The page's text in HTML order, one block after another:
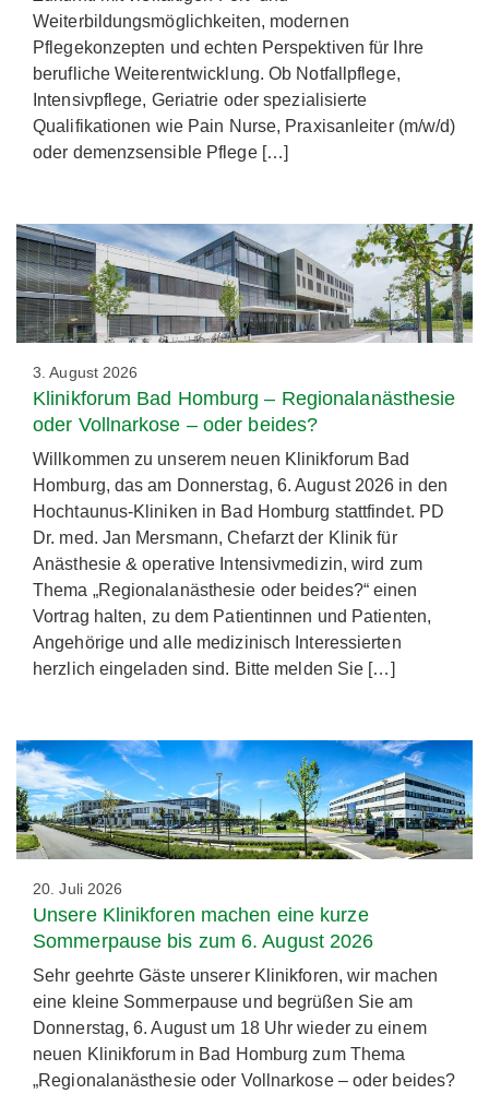
Weiterbildungsmöglichkeiten, modernen
Pflegekonzepten und echten Perspektiven für Ihre
berufliche Weiterentwicklung. Ob Notfallpflege,
Intensivpflege, Geriatrie oder spezialisierte
Qualifikationen wie Pain Nurse, Praxisanleiter (m/w/d)
oder demenzsensible Pflege […]
3. August 2026
Klinikforum Bad Homburg – Regionalanästhesie
oder Vollnarkose – oder beides?
Willkommen zu unserem neuen Klinikforum Bad
Homburg, das am Donnerstag, 6. August 2026 in den
Hochtaunus-Kliniken in Bad Homburg stattfindet. PD
Dr. med. Jan Mersmann, Chefarzt der Klinik für
Anästhesie & operative Intensivmedizin, wird zum
Thema „Regionalanästhesie oder beides?“ einen
Vortrag halten, zu dem Patientinnen und Patienten,
Angehörige und alle medizinisch Interessierten
herzlich eingeladen sind. Bitte melden Sie […]
20. Juli 2026
Unsere Klinikforen machen eine kurze
Sommerpause bis zum 6. August 2026
Sehr geehrte Gäste unserer Klinikforen, wir machen
eine kleine Sommerpause und begrüßen Sie am
Donnerstag, 6. August um 18 Uhr wieder zu einem
neuen Klinikforum in Bad Homburg zum Thema
„Regionalanästhesie oder Vollnarkose – oder beides?